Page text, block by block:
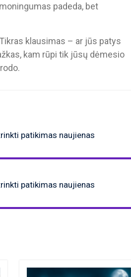
padeda, bet
klausimas – ar jūs patys
kam rūpi tik jūsų dėmesio
patikimas naujienas
patikimas naujienas